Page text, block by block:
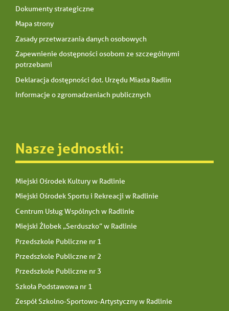
Dokumenty strategiczne
Mapa strony
Zasady przetwarzania danych osobowych
Zapewnienie dostępności osobom ze szczególnymi
potrzebami
Deklaracja dostępności dot. Urzędu Miasta Radlin
Informacje o zgromadzeniach publicznych
Nasze jednostki:
Miejski Ośrodek Kultury w Radlinie
Miejski Ośrodek Sportu i Rekreacji w Radlinie
Centrum Usług Wspólnych w Radlinie
Miejski Żłobek „Serduszko” w Radlinie
Przedszkole Publiczne nr 1
Przedszkole Publiczne nr 2
Przedszkole Publiczne nr 3
Szkoła Podstawowa nr 1
Zespół Szkolno-Sportowo-Artystyczny w Radlinie